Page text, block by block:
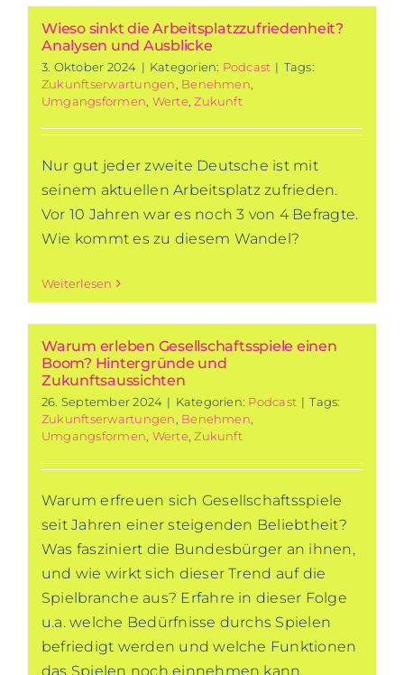
Wieso sinkt die Arbeitsplatzzufriedenheit?
Analysen und Ausblicke
3. Oktober 2024 | Kategorien: Podcast | Tags:
Zukunftserwartungen Benehmen
Umgangsformen Werte ,Zukunft
Nur gut jeder zweite Deutsche ist mit
seinem aktuellen Arbeitsplatz zufrieden.
Vor 10 Jahren war es noch 3 von 4 Befragte.
Wie kommt es zu diesem Wandel?
Weiterlesen
Warum erleben Gesellschaftsspiele einen
Boom? Hintergründe und
Zukunftsaussichten
26. September 2024 | Kategorien: Podcast | Tags:
Zukunftserwartungen Benehmen
Umgangsformen Werte ,Zukunft
Warum erfreuen sich Gesellschaftsspiele
seit Jahren einer steigenden Beliebtheit?
Was fasziniert die Bundesbürger an ihnen,
und wie wirkt sich dieser Trend auf die
Spielbranche aus? Erfahre in dieser Folge
u.a. welche Bedürfnisse durchs Spielen
befriedigt werden und welche Funktionen
das Spielen noch einnehmen kann.